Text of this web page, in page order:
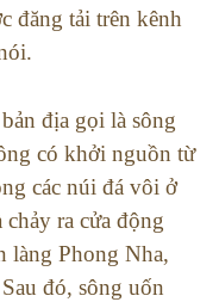
đăng tải trên kênh
địa gọi là sông
có khởi nguồn từ
các núi đá vôi ở
ra cửa động
làng Phong Nha,
đó, sông uốn